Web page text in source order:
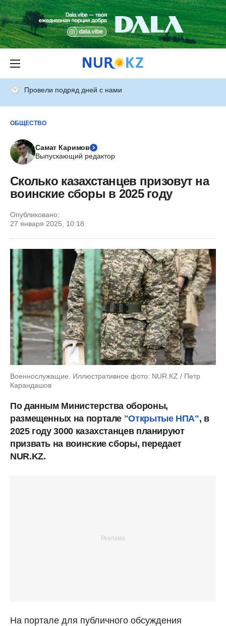
Провели подряд дней с нами
ОБЩЕСТВО
Самат Каримов
Выпускающий редактор
Сколько казахстанцев призовут на
воинские сборы в 2025 году
Опубликовано:
27 января 2025, 10:18
Военнослужащие. Иллюстративное фото: NUR.KZ / Петр
Карандашов
По данным Министерства обороны,
размещенных на портале "Открытые НПА", в
2025 году 3000 казахстанцев планируют
призвать на воинские сборы, передает
NUR.KZ.
На портале для публичного обсуждения